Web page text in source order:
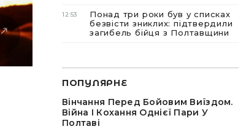
12:53
Понад три роки був у списках
безвісти зниклих: підтвердили
загибель бійця з Полтавщини
ПОПУЛЯРНЕ
Вінчання Перед Бойовим Виїздом.
Війна І Кохання Однієї Пари У
Полтаві